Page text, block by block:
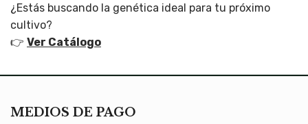
¿Estás buscando la genética ideal para tu próximo
cultivo?
👉 Ver Catálogo
MEDIOS DE PAGO